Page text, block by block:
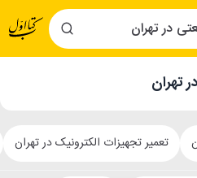
تهران
تعمیر تجهیزات الکترونیک در تهران